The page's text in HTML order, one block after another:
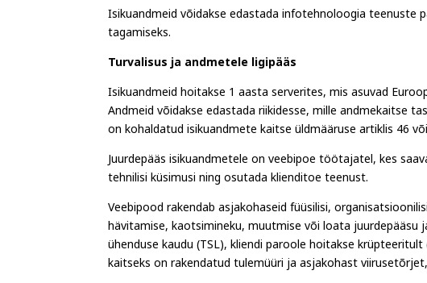
Isikuandmeid võidakse edastada infotehnoloogia teenuste
tagamiseks.
Turvalisus ja andmetele ligipääs
Isikuandmeid hoitakse 1 aasta serverites, mis asuvad
Andmeid võidakse edastada riikidesse, mille andmekaitse
on kohaldatud isikuandmete kaitse üldmääruse artiklis 46
Juurdepääs isikuandmetele on veebipoe töötajatel, kes
tehnilisi küsimusi ning osutada klienditoe teenust.
Veebipood rakendab asjakohaseid füüsilisi,
hävitamise, kaotsimineku, muutmise või loata
ühenduse kaudu (TSL), kliendi paroole hoitakse
kaitseks on rakendatud tulemüüri ja asjakohast